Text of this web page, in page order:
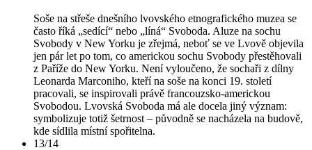
Soše na střeše dnešního lvovského etnografického muzea se
často říká „sedící“ nebo „líná“ Svoboda. Aluze na sochu
Svobody v New Yorku je zřejmá, neboť se ve Lvově objevila
jen pár let po tom, co americkou sochu Svobody přestěhovali
z Paříže do New Yorku. Není vyloučeno, že sochaři z dílny
Leonarda Marconiho, kteří na soše na konci 19. století
pracovali, se inspirovali právě francouzsko-americkou
Svobodou. Lvovská Svoboda má ale docela jiný význam:
symbolizuje totiž šetrnost – původně se nacházela na budově,
kde sídlila místní spořitelna.
13/14